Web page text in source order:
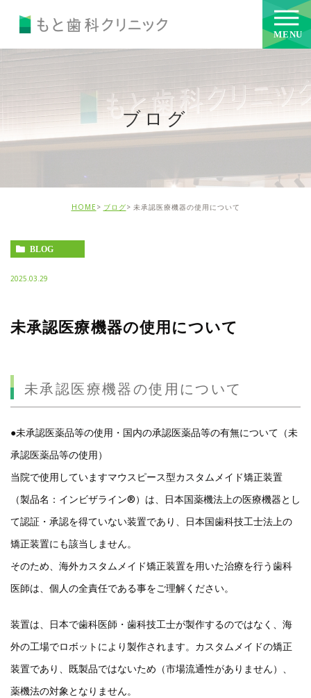
ブログ
HOME ブログ 未承認医療機器の使用について
BLOG
2025.03.29
未承認医療機器の使用について
未承認医療機器の使用について
●未承認医薬品等の使用・国内の承認医薬品等の有無について（未
承認医薬品等の使用）
当院で使用していますマウスピース型カスタムメイド矯正装置
（製品名：インビザライン®）は、日本国薬機法上の医療機器とし
て認証・承認を得ていない装置であり、日本国歯科技工士法上の
矯正装置にも該当しません。
そのため、海外カスタムメイド矯正装置を用いた治療を行う歯科
医師は、個人の全責任である事をご理解ください。
装置は、日本で歯科医師・歯科技工士が製作するのではなく、海
外の工場でロボットにより製作されます。カスタムメイドの矯正
装置であり、既製品ではないため（市場流通性がありません）、
薬機法の対象となりません。